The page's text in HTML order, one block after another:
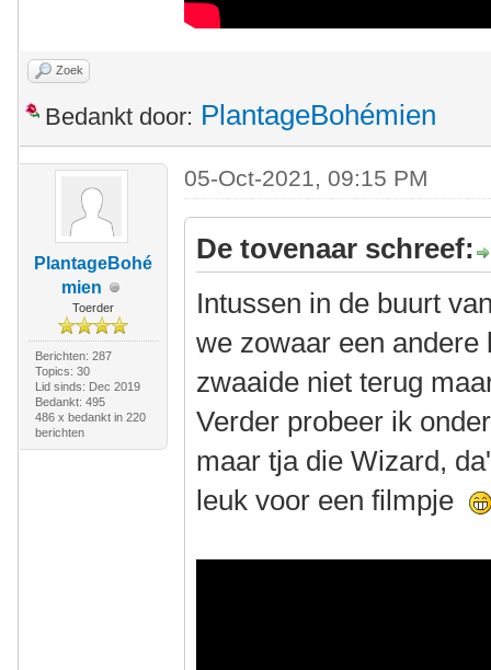
Zoek
Bedankt door: PlantageBohémien
PlantageBohé
mien
Toerder
Berichten: 287
Topics: 30
Lid sinds: Dec 2019
Bedankt: 495
486 x bedankt in 220
berichten
05-Oct-2021, 09:15 PM
De tovenaar schreef:
Intussen in de buurt
we zowaar een
zwaaide niet terug
Verder probeer ik
maar tja die Wizard,
leuk voor een filmpje